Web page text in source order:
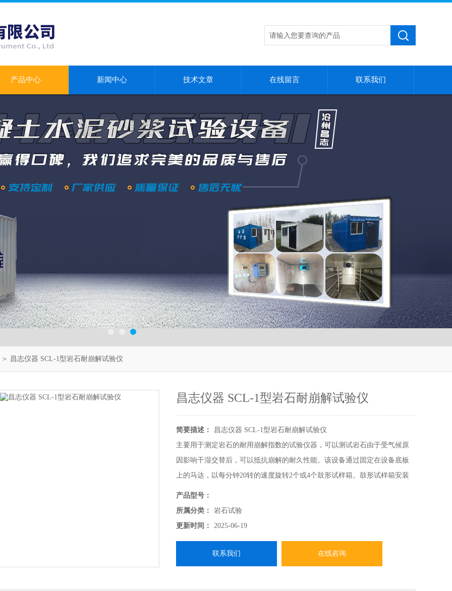
产品中心 新闻中心 技术文章 在线留言 联系我们
昌志仪器 SCL-1型岩石耐崩解试验仪
昌志仪器 SCL-1型岩石耐崩解试验仪
简要描述：
昌志仪器 SCL-1型岩石耐崩解试验仪
主要用于测定岩石的耐用崩解指数的试验仪器，可以测试岩石由于受气候原
因影响干湿交替后，可以抵抗崩解的耐久性能。该设备通过固定在设备底板
上的马达，以每分钟20转的速度旋转2个或4个鼓形试样箱。鼓形试样箱安装
在涂有润滑油的轴承上，旋转时没有阻力。
产品型号：
所属分类：
岩石试验
更新时间：
2025-06-19
联系我们 在线咨询